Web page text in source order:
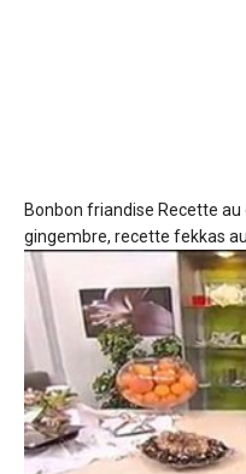
Bonbon friandise Recette
gingembre, recette fekkas